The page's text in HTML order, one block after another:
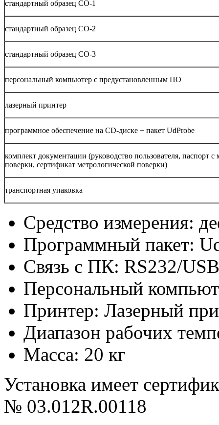
стандартный образец СО-1
стандартный образец СО-2
стандартный образец СО-3
персональный компьютер с предустановленным ПО
лазерный принтер
программное обеспечение на CD-диске + пакет UdProbe
комплект документации (руководство пользователя, паспорт с
поверки, сертификат метрологической поверки)
транспортная упаковка
Средство измерения:
Программный пакет:
Связь с ПК: RS232/USB
Персональный
Принтер: Лазерный
Диапазон рабочих
Масса: 20 кг
Установка имеет
№ 03.012R.00118